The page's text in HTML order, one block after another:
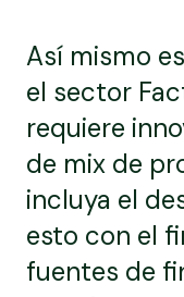
Así mismo
el sector
requiere
de mix de
incluya el
esto con el
fuentes de